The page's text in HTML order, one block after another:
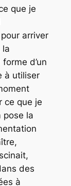
que je
arriver
la
d’un
à utiliser
ce que je
pose la
des
à